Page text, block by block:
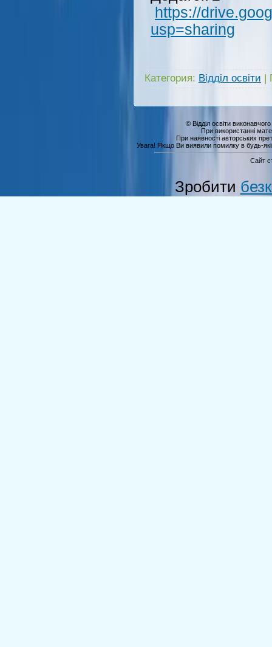
https://
usp=sharing
Категория: Відділ освіти |
© Відділ освіти
При використанні
При наявності авторських
Увага! Якщо Ви виявили помилку в будь-
Сайт
Зробити